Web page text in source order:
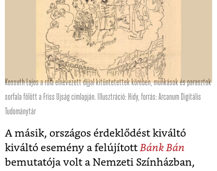
Kossuth Lajos a róla elnevezett díjjal kitüntetettek körében, munkások és parasztok
sorfala fölött a Friss Ujság címlapján. Illusztráció: Hidy, forrás: Arcanum Digitális
Tudománytár
A másik, országos érdeklődést kiváltó
kiváltó esemény a felújított Bánk Bán
bemutatója volt a Nemzeti Színházban,